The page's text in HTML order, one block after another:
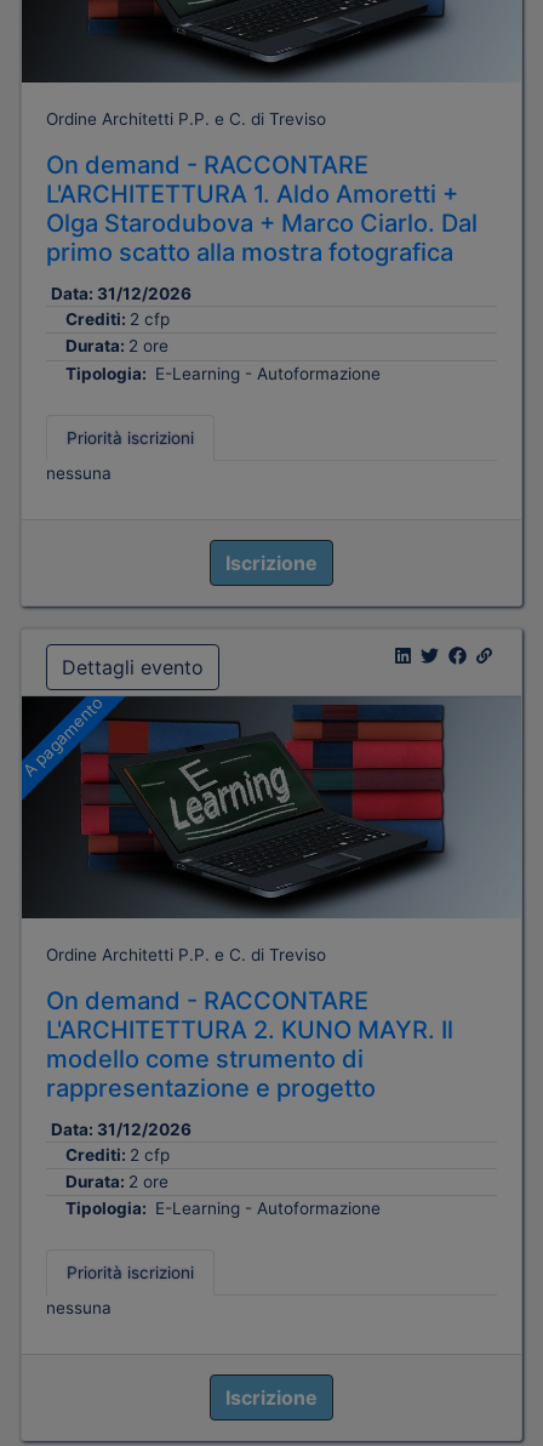
Ordine Architetti P.P. e C. di Treviso
On demand - RACCONTARE
L'ARCHITETTURA 1. Aldo Amoretti +
Olga Starodubova + Marco Ciarlo. Dal
primo scatto alla mostra fotografica
Data: 31/12/2026
Crediti: 2 cfp
Durata: 2 ore
Tipologia: E-Learning - Autoformazione
Priorità iscrizioni
nessuna
Iscrizione
Dettagli evento
A pagamento
Ordine Architetti P.P. e C. di Treviso
On demand - RACCONTARE
L'ARCHITETTURA 2. KUNO MAYR. Il
modello come strumento di
rappresentazione e progetto
Data: 31/12/2026
Crediti: 2 cfp
Durata: 2 ore
Tipologia: E-Learning - Autoformazione
Priorità iscrizioni
nessuna
Iscrizione